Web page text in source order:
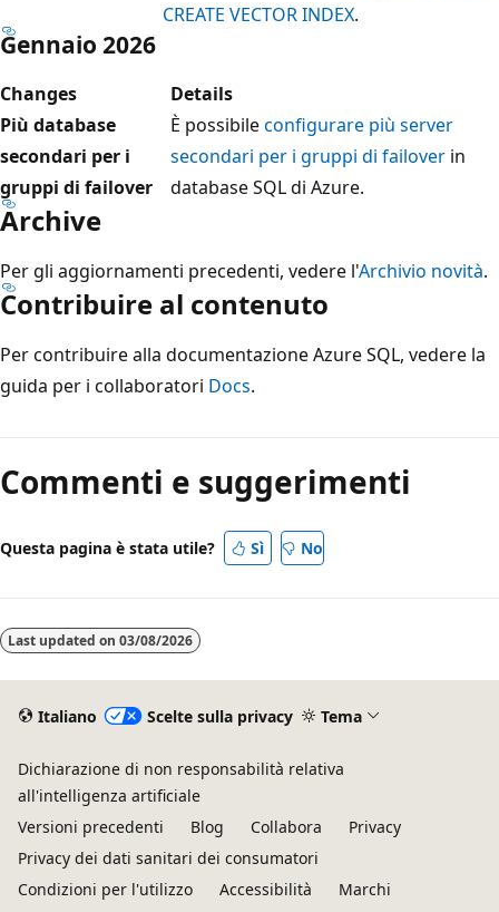
CREATE VECTOR INDEX.
Gennaio 2026
Changes
Details
Più database
secondari per i
gruppi di failover
È possibileconfigurare più server
secondari per i gruppi di failover in
database SQL di Azure.
Archive
Per gli aggiornamenti precedenti, vedere l'Archivio novità.
Contribuire al contenuto
Per contribuire alla documentazione Azure SQL, vedere la
guida per i collaboratori Docs.
Commenti e suggerimenti
Questa pagina è stata utile? Sì No
Last updated on 03/08/2026
Italiano Scelte sulla privacy Tema
Dichiarazione di non responsabilità relativa
all'intelligenza artificiale
Versioni precedenti
Blog Collabora
Privacy
Privacy dei dati sanitari dei consumatori
Condizioni per l'utilizzo
Accessibilità
Marchi